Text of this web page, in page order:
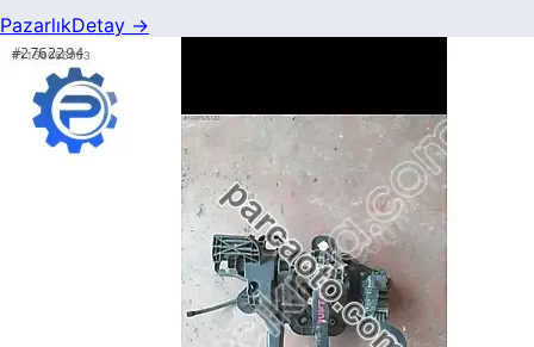
PazarlıkDetay →